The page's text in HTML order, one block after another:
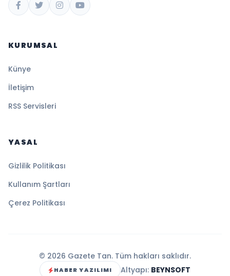
KURUMSAL
Künye
İletişim
RSS Servisleri
YASAL
Gizlilik Politikası
Kullanım Şartları
Çerez Politikası
© 2026 Gazete Tan. Tüm hakları saklıdır.
HABER YAZILIMI Altyapı: BEYNSOFT